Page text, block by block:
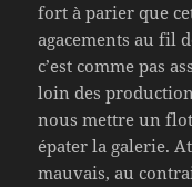
fort à parier que
agacements au fil
c’est comme pas
loin des
nous mettre un
épater la galerie.
mauvais, au